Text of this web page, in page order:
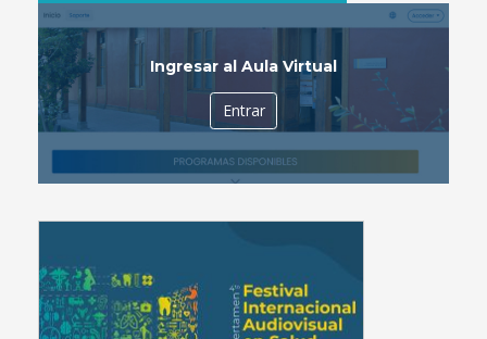
Ingresar al Aula Virtual
Entrar